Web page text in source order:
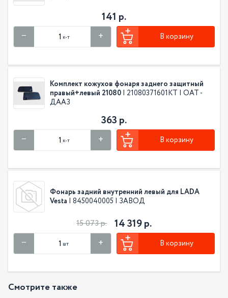
141 р.
к-т В корзину
Комплект кожухов фонаря заднего защитный
правый+левый 21080 | 21080371601КТ | ОАТ -
ДААЗ
363 р.
к-т В корзину
Фонарь задний внутренний левый для LADA
Vesta | 8450040005 | ЗАВОД
15 073 р. 14 319 р.
шт В корзину
Смотрите также